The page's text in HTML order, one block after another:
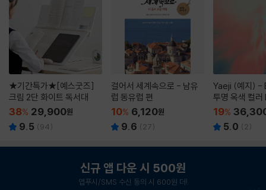
★기간특가★[예스굿즈]
크림 2단 화이트 독서대
38% 29,900원
9.5 (94)
걸어서 세계속으로 - 남유
럽 동유럽 편
10% 6,120원
9.6 ( 27)
Yaeji (예지) -
투명 옥색 컬
19%
5.0 ( 2)
신규 앱 다운 시 500원
앱푸시/SMS 수신 동의 시 600원 더!